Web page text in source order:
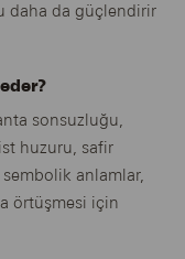
daha da güçlendirir
sonsuzluğu,
huzuru, safir
anlamlar,
örtüşmesi için